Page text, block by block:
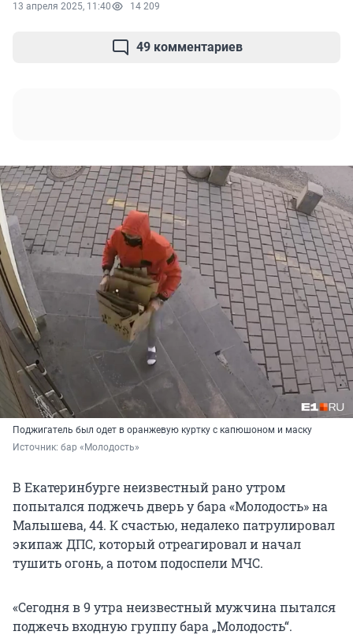
13 апреля 2025, 11:40 14 209
49 комментариев
Поджигатель был одет в оранжевую куртку с капюшоном и маску
Источник: бар «Молодость»
В Екатеринбурге неизвестный рано утром
попытался поджечь дверь у бара «Молодость» на
Малышева, 44. К счастью, недалеко патрулировал
экипаж ДПС, который отреагировал и начал
тушить огонь, а потом подоспели МЧС.
«Сегодня в 9 утра неизвестный мужчина пытался
поджечь входную группу бара „Молодость“.